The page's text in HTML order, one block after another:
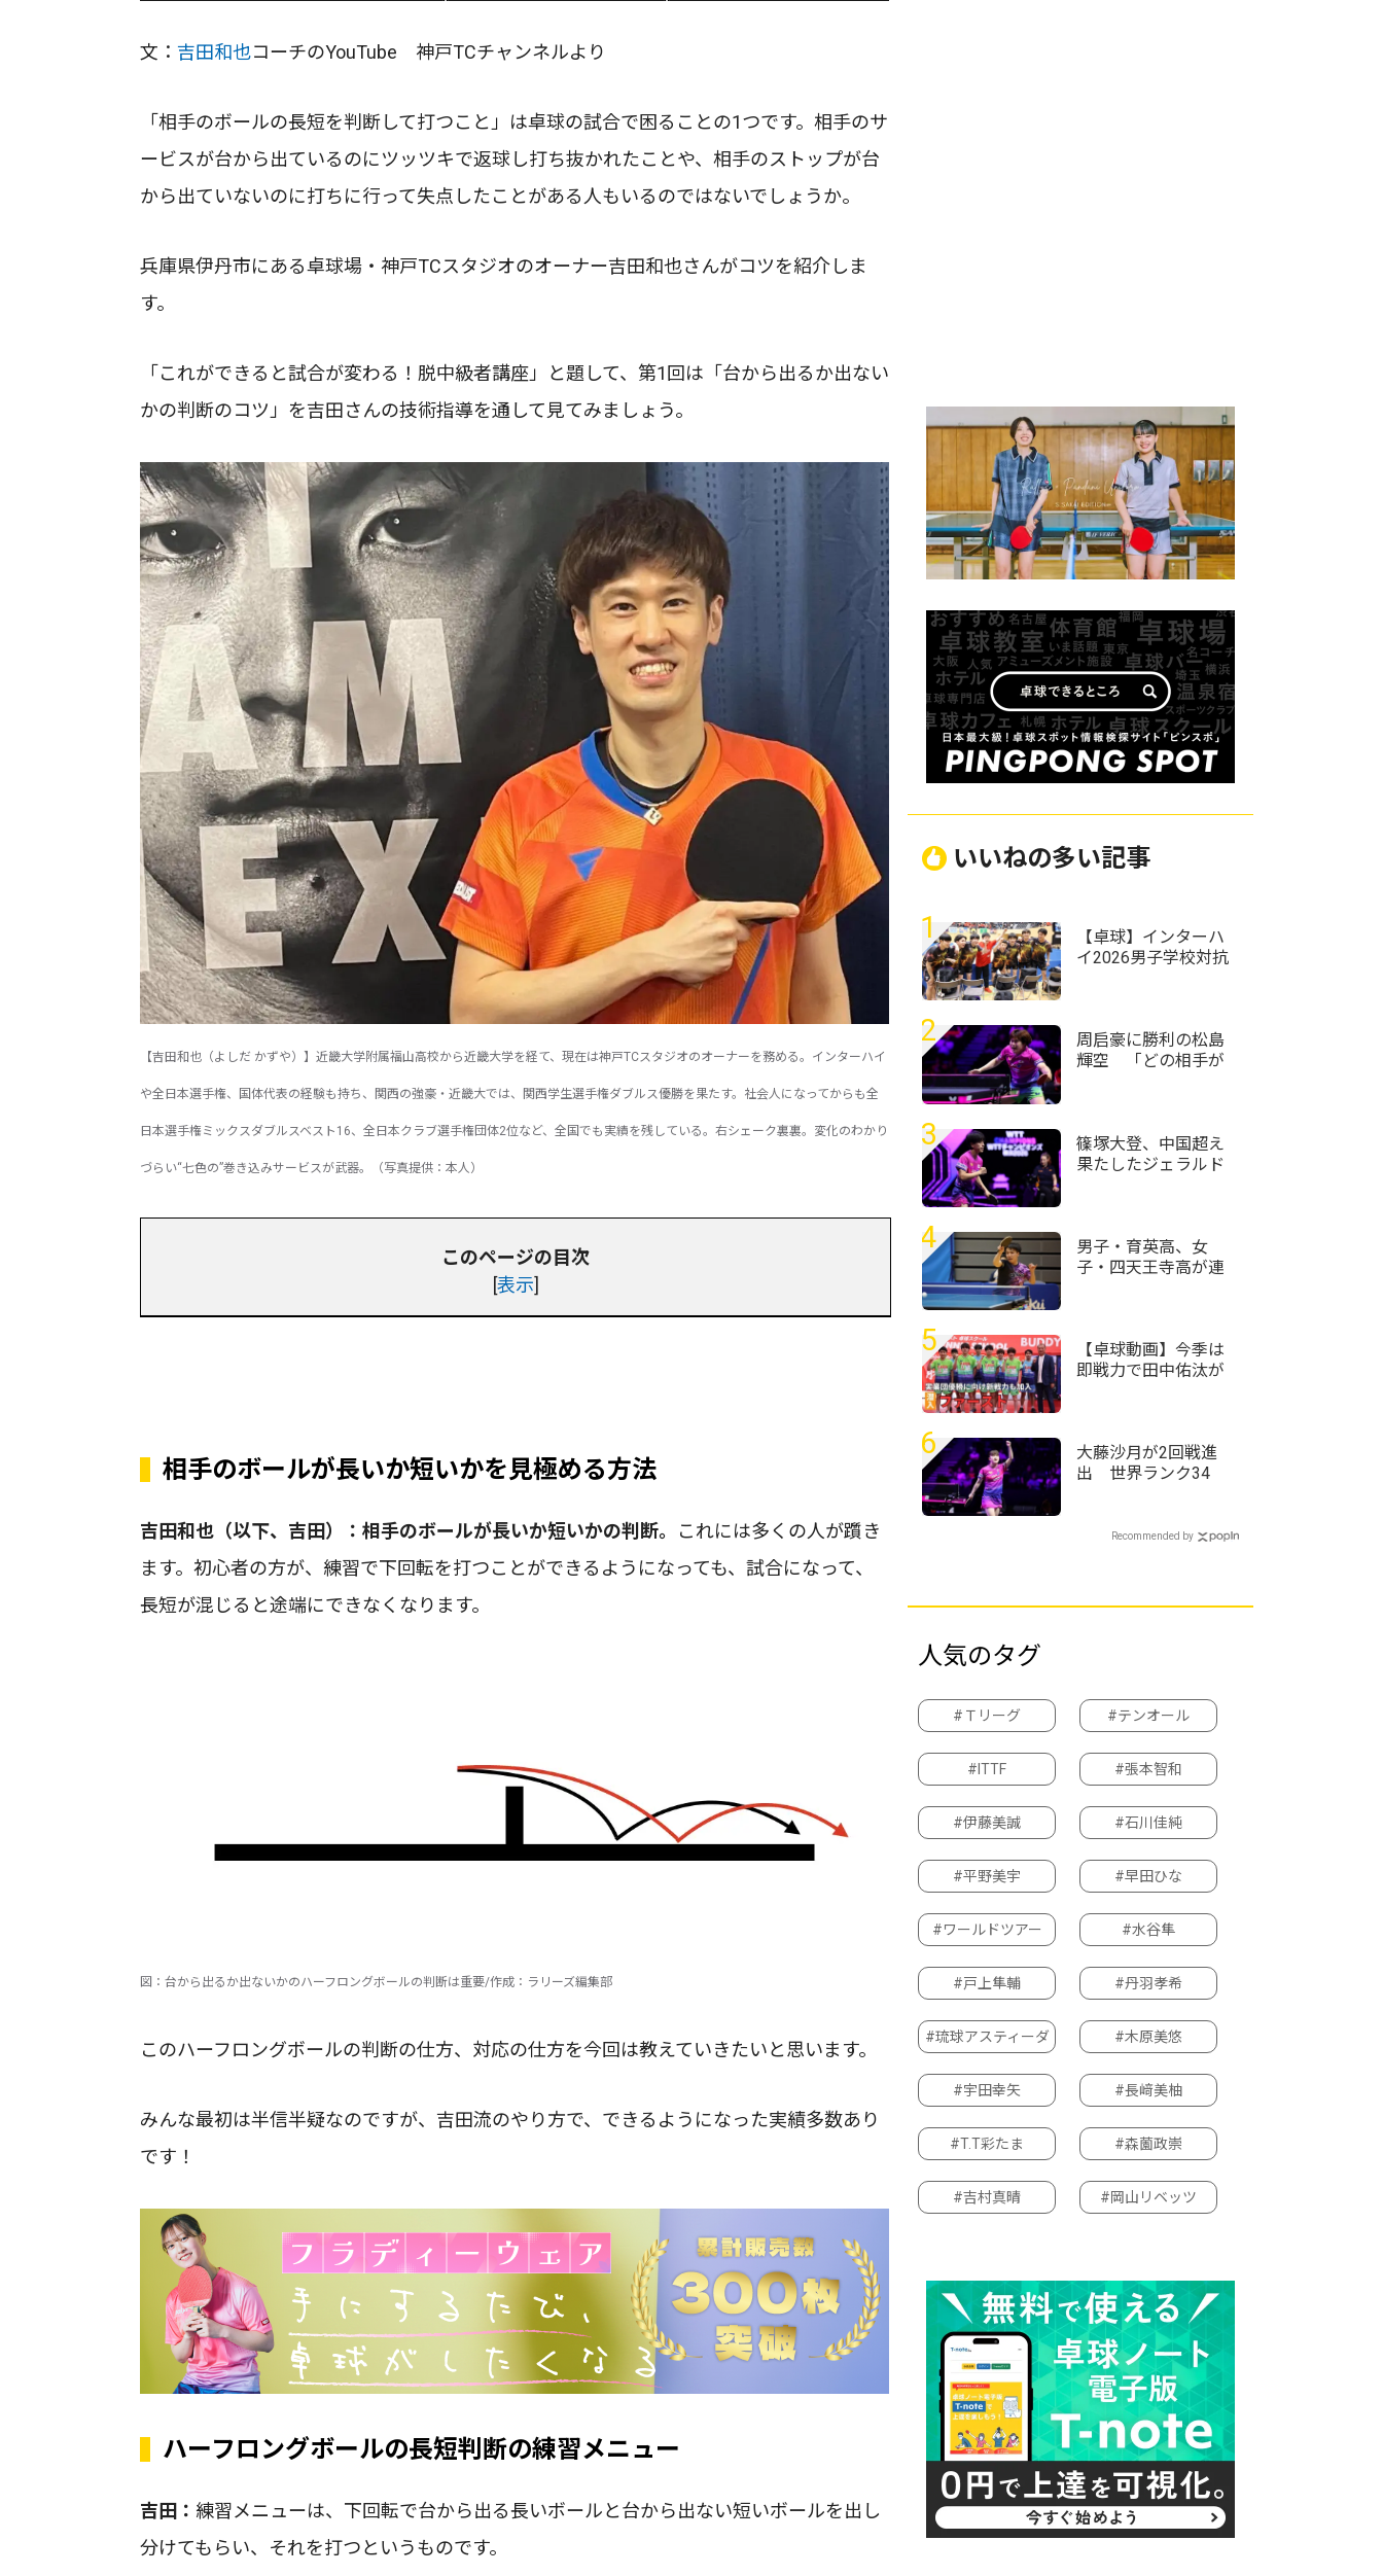
文： 吉田和也コーチのYouTube 神戸TCチャンネルより
「相手のボールの長短を判断して打つこと」は卓球の試合で困ることの1つです。相手のサ
ービスが台から出ているのにツッツキで返球し打ち抜かれたことや、相手のストップが台
から出ていないのに打ちに行って失点したことがある人もいるのではないでしょうか。
兵庫県伊丹市にある卓球場・神戸TCスタジオのオーナー吉田和也さんがコツを紹介しま
す。
「これができると試合が変わる！脱中級者講座」と題して、第1回は「台から出るか出ない
かの判断のコツ」を吉田さんの技術指導を通して見てみましょう。
【吉田和也（よしだ かずや）】近畿大学附属福山高校から近畿大学を経て、現在は神戸TCスタジオのオーナーを務める。インターハイ
や全日本選手権、国体代表の経験も持ち、関西の強豪・近畿大では、関西学生選手権ダブルス優勝を果たす。社会人になってからも全
日本選手権ミックスダブルスベスト16、全日本クラブ選手権団体2位など、全国でも実績を残している。右シェーク裏裏。変化のわかり
づらい“七色の”巻き込みサービスが武器。（写真提供：本人）
このページの目次
[表示]
相手のボールが長いか短いかを見極める方法
吉田和也（以下、吉田）： 相手のボールが長いか短いかの判断。
これには多くの人が躓き
ます。初心者の方が、練習で下回転を打つことができるようになっても、試合になって、
長短が混じると途端にできなくなります。
図：台から出るか出ないかのハーフロングボールの判断は重要/作成：ラリーズ編集部
このハーフロングボールの判断の仕方、対応の仕方を今回は教えていきたいと思います。
みんな最初は半信半疑なのですが、吉田流のやり方で、できるようになった実績多数あり
です！
ハーフロングボールの長短判断の練習メニュー
吉田： 練習メニューは、下回転で台から出る長いボールと台から出ない短いボールを出し
分けてもらい、それを打つというものです。
いいねの多い記事
1
【卓球】インターハ
イ2026男子学校対抗
2
周启豪に勝利の松島
輝空 「どの相手が
ピオンズ横浜2026＞
3
篠塚大登、中国超え
果たしたジェラルド
4
男子・育英高、女
子・四天王寺高が連
5
【卓球動画】今季は
即戦力で田中佑汰が
潜入 村松雄斗も神
奈川県代表チームの
6
大藤沙月が2回戦進
出 世界ランク34
制す＜卓球・WTTチ
Recommended by
人気のタグ
#Ｔリーグ #テンオール
#ITTF #張本智和
#伊藤美誠 #石川佳純
#平野美宇 #早田ひな
#ワールドツアー #水谷隼
#戸上隼輔 #丹羽孝希
#琉球アスティーダ #木原美悠
#宇田幸矢 #長﨑美柚
#T.T彩たま #森薗政崇
#吉村真晴 #岡山リベッツ